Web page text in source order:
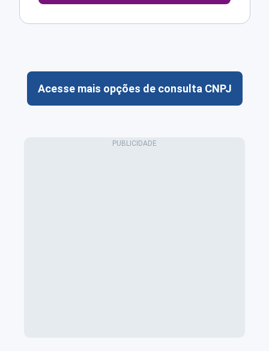
Acesse mais opções de consulta CNPJ